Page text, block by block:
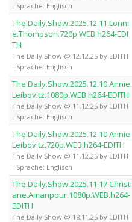
- Sprache: Englisch
The.Daily.Show.2025.12.11.Lonni
e.Thompson.720p.WEB.h264-EDI
TH
The Daily Show @ 12.12.25 by EDITH
- Sprache: Englisch
The.Daily.Show.2025.12.10.Annie.
Leibovitz.1080p.WEB.h264-EDITH
The Daily Show @ 11.12.25 by EDITH
- Sprache: Englisch
The.Daily.Show.2025.12.10.Annie.
Leibovitz.720p.WEB.h264-EDITH
The Daily Show @ 11.12.25 by EDITH
- Sprache: Englisch
The.Daily.Show.2025.11.17.Christi
ane.Amanpour.1080p.WEB.h264-
EDITH
The Daily Show @ 18.11.25 by EDITH